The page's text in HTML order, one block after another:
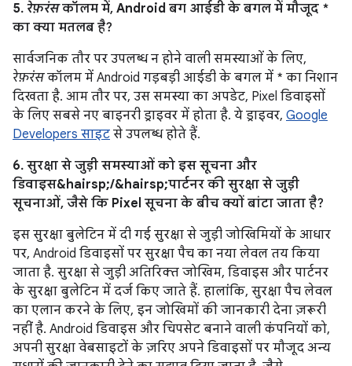
5. रेफ़रंसकॉलम में, Android बग आईडी के बगल में मौजूद *
का क्या मतलब है?
सार्वजनिक तौर पर उपलब्ध न होने वाली समस्याओं के लिए,
रेफ़रंसकॉलम में Android गड़बड़ी आईडी के बगल में * का निशान
दिखता है. आम तौर पर, उस समस्या का अपडेट, Pixel डिवाइसों
के लिए सबसे नए बाइनरी ड्राइवर में होता है. ये ड्राइवर, Google
Developers साइट से उपलब्ध होते हैं.
6. सुरक्षा से जुड़ी समस्याओं को इस सूचना और
डिवाइस&hairsp;/&hairsp;पार्टनर की सुरक्षा से जुड़ी
सूचनाओं, जैसे कि Pixel सूचना के बीच क्यों बांटा जाता है?
इस सुरक्षा बुलेटिन में दी गई सुरक्षा से जुड़ी जोखिमियों के आधार
पर, Android डिवाइसों पर सुरक्षा पैच का नया लेवल तय किया
जाता है. सुरक्षा से जुड़ी अतिरिक्त जोखिम, डिवाइस और पार्टनर
के सुरक्षा बुलेटिन में दर्ज किए जाते हैं. हालांकि, सुरक्षा पैच लेवल
का एलान करने के लिए, इन जोखिमों की जानकारी देना ज़रूरी
नहीं है. Android डिवाइस और चिपसेट बनाने वाली कंपनियों को,
अपनी सुरक्षा वेबसाइटों के ज़रिए अपने डिवाइसों पर मौजूद अन्य